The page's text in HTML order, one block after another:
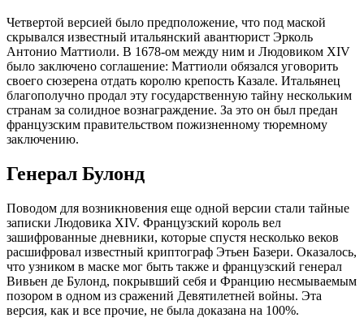
Четвертой версией было предположение, что под маской
скрывался известный итальянский авантюрист Эрколь
Антонио Маттиоли. В 1678-ом между ним и Людовиком XIV
было заключено соглашение: Маттиоли обязался уговорить
своего сюзерена отдать королю крепость Казале. Итальянец
благополучно продал эту государственную тайну нескольким
странам за солидное вознаграждение. За это он был предан
французским правительством пожизненному тюремному
заключению.
Генерал Булонд
Поводом для возникновения еще одной версии стали тайные
записки Людовика XIV. Французский король вел
зашифрованные дневники, которые спустя несколько веков
расшифровал известный криптограф Этьен Базери. Оказалось,
что узником в маске мог быть также и французский генерал
Вивьен де Булонд, покрывший себя и Францию несмываемым
позором в одном из сражений Девятилетней войны. Эта
версия, как и все прочие, не была доказана на 100%.